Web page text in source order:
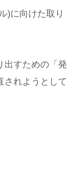
)に向けた取り
出すための「発
されようとして